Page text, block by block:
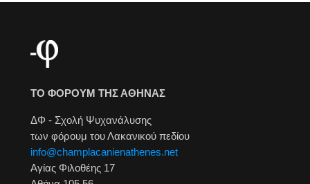
ΤΟ ΦΟΡΟΥΜ ΤΗΣ ΑΘΗΝΑΣ
ΔΦ - Σχολή Ψυχανάλυσης
των φόρουμ του Λακανικού πεδίου
info@champlacanienathenes.net
Αγίας Φιλοθέης 17